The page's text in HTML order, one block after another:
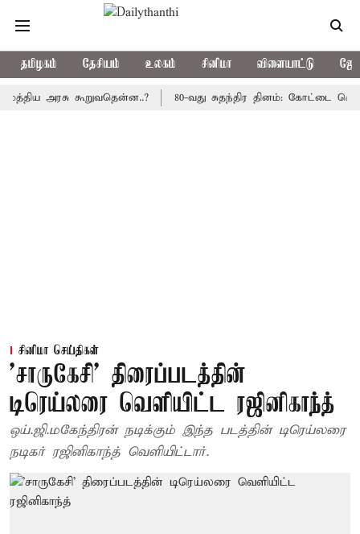
தமிழகம் தேசியம் உலகம் சினிமா விளையாட்டு
அரசு கூறுவதென்ன..? 80-வது சுதந்திர தினம்: கோட்டை
சினிமா செய்திகள்
'சாருகேசி' திரைப்படத்தின்
டிரெய்லரை வெளியிட்ட ரஜினிகாந்த்
ஒய்.ஜி.மகேந்திரன் நடிக்கும் இந்த படத்தின் டிரெய்லரை
நடிகர் ரஜினிகாந்த் வெளியிட்டார்.